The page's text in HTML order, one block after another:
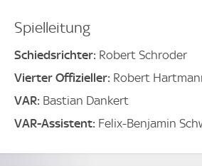
Spielleitung
Schiedsrichter: Robert Schroder
Vierter Offizieller: Robert
VAR: Bastian Dankert
VAR-Assistent: Felix-Benjamin